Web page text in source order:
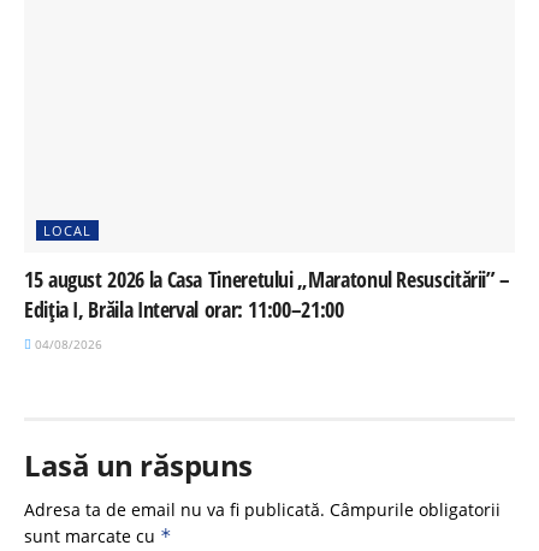
LOCAL
15 august 2026 la Casa Tineretului „Maratonul Resuscitării” –
Ediția I, Brăila Interval orar: 11:00–21:00
04/08/2026
Lasă un răspuns
Adresa ta de email nu va fi publicată. Câmpurile obligatorii
sunt marcate cu *